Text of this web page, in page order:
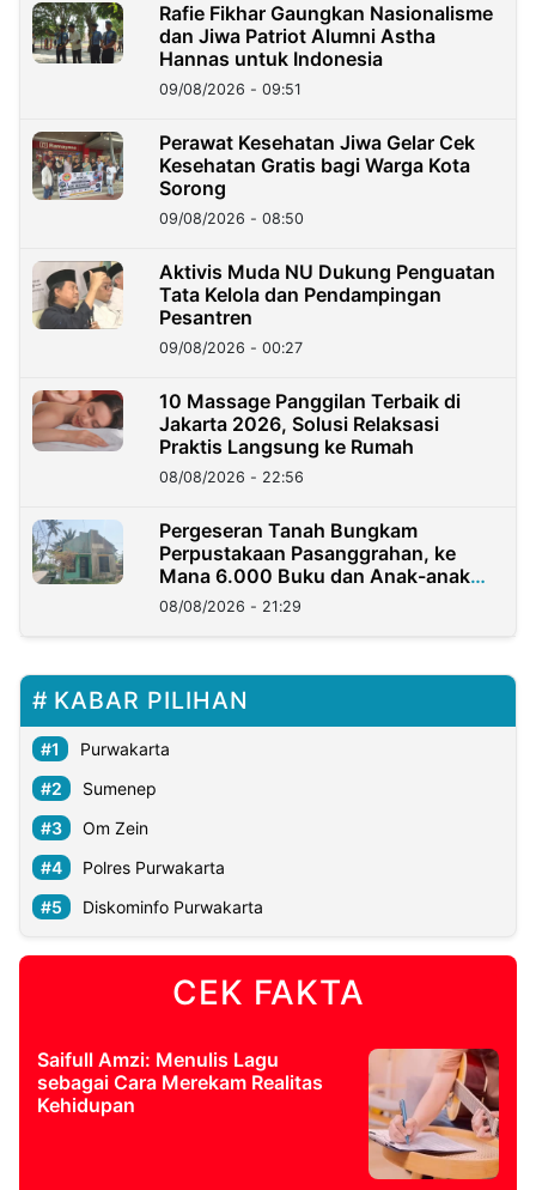
Rafie Fikhar Gaungkan Nasionalisme
dan Jiwa Patriot Alumni Astha
Hannas untuk Indonesia
09/08/2026 - 09:51
Perawat Kesehatan Jiwa Gelar Cek
Kesehatan Gratis bagi Warga Kota
Sorong
09/08/2026 - 08:50
Aktivis Muda NU Dukung Penguatan
Tata Kelola dan Pendampingan
Pesantren
09/08/2026 - 00:27
10 Massage Panggilan Terbaik di
Jakarta 2026, Solusi Relaksasi
Praktis Langsung ke Rumah
08/08/2026 - 22:56
Pergeseran Tanah Bungkam
Perpustakaan Pasanggrahan, ke
Mana 6.000 Buku dan Anak-anak
Kini?
08/08/2026 - 21:29
KABAR PILIHAN
Purwakarta
Sumenep
Om Zein
Polres Purwakarta
Diskominfo Purwakarta
CEK FAKTA
Saifull Amzi: Menulis Lagu
sebagai Cara Merekam Realitas
Kehidupan